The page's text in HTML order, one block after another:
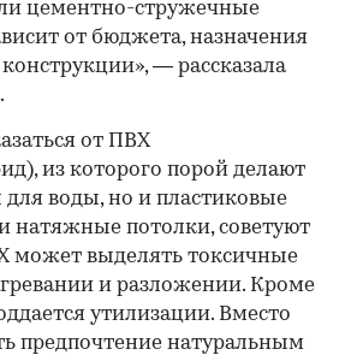
цементно-стружечные
от бюджета, назначения
— рассказала
от ПВХ
из которого порой делают
для воды, но и пластиковые
натяжные потолки, советуют
может выделять токсичные
и разложении. Кроме
утилизации. Вместо
предпочтение натуральным